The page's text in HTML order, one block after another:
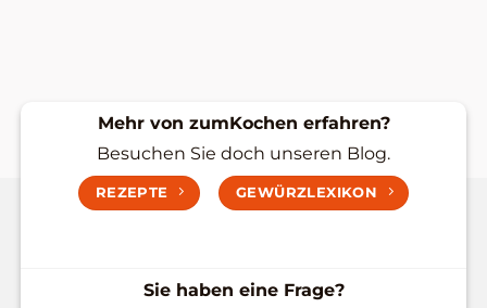
Mehr von zumKochen erfahren?
Besuchen Sie doch unseren Blog.
REZEPTE GEWÜRZLEXIKON
Sie haben eine Frage?